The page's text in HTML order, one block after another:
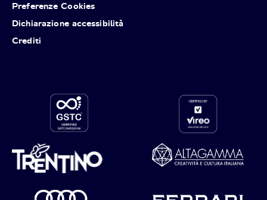
Preferenze Cookies
Dichiarazione accessibilità
Crediti